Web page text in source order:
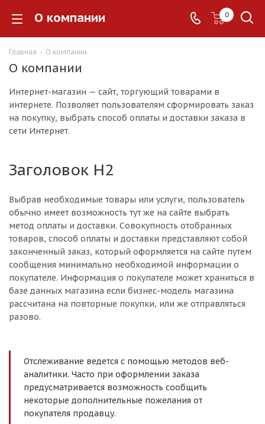
О компании 0
Главная - О компании
О компании
Интернет-магазин — сайт, торгующий товарами в
интернете. Позволяет пользователям сформировать заказ
на покупку, выбрать способ оплаты и доставки заказа в
сети Интернет.
Заголовок H2
Выбрав необходимые товары или услуги, пользователь
обычно имеет возможность тут же на сайте выбрать
метод оплаты и доставки. Совокупность отобранных
товаров, способ оплаты и доставки представляют собой
законченный заказ, который оформляется на сайте путем
сообщения минимально необходимой информации о
покупателе. Информация о покупателе может храниться в
базе данных магазина если бизнес-модель магазина
рассчитана на повторные покупки, или же отправляться
разово.
Отслеживание ведется с помощью методов веб-
аналитики. Часто при оформлении заказа
предусматривается возможность сообщить
некоторые дополнительные пожелания от
покупателя продавцу.